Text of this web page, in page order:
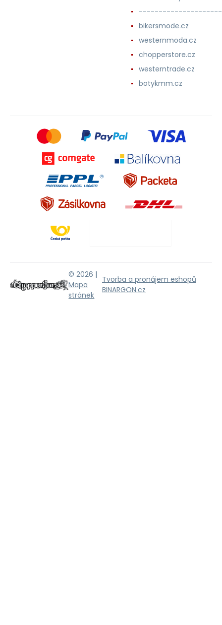
bikersmode.cz
westernmoda.cz
chopperstore.cz
westerntrade.cz
botykmm.cz
© 2026 |
Mapa
stránek
Tvorba a pronájem eshopů
BINARGON.cz